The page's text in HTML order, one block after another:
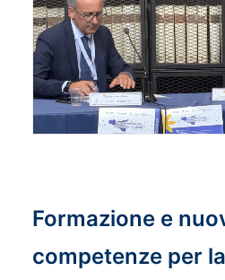
Formazione e
competenze per